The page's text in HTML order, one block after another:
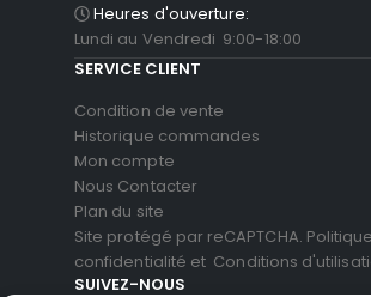
Heures d'ouverture:
Lundi au Vendredi 9:00-18:00
SERVICE CLIENT
Condition de vente
Historique commandes
Mon compte
Nous Contacter
Plan du site
Site protégé par reCAPTCHA.
confidentialité et Conditions
SUIVEZ-NOUS